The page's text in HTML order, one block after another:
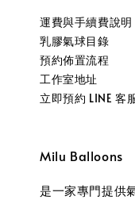
運費與手續費說明
乳膠氣球目錄
預約佈置流程
工作室地址
立即預約 LINE 客
Milu Balloons
是一家專門提供